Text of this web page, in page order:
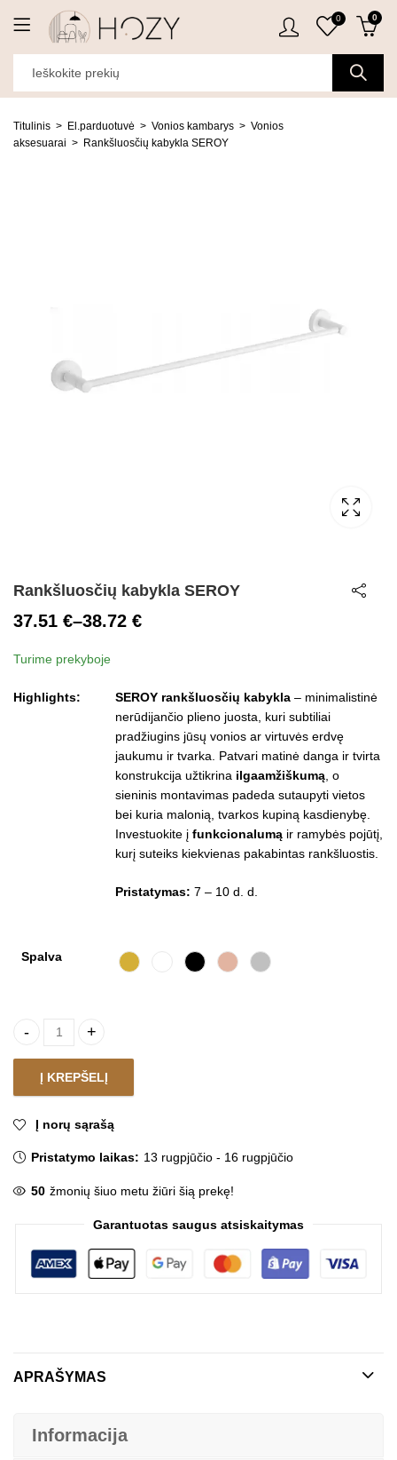
0 0
Titulinis El.parduotuvė Vonios kambarys
Vonios
aksesuarai
Rankšluosčių kabykla SEROY
Rankšluosčių kabykla SEROY
37.51 €–38.72 €
Price
range:
37.51 €
Turime prekyboje
Highlights: SEROY rankšluosčių kabykla – minimalistinė
nerūdijančio plieno juosta, kuri subtiliai
pradžiugins jūsų vonios ar virtuvės erdvę
jaukumu ir tvarka. Patvari matinė danga ir tvirta
konstrukcija užtikrina ilgaamžiškumą , o
sieninis montavimas padeda sutaupyti vietos
bei kuria malonią, tvarkos kupiną kasdienybę.
Investuokite į funkcionalumą ir ramybės pojūtį,
kurį suteiks kiekvienas pakabintas rankšluostis.
Pristatymas: 7 – 10 d. d.
Spalva
Rankšluosčių kabykla SEROY quantity
Į KREPŠELĮ
Į norų sąrašą
Pristatymo laikas: 13 rugpjūčio - 16 rugpjūčio
50 žmonių šiuo metu žiūri šią prekę!
Garantuotas saugus atsiskaitymas
APRAŠYMAS
Informacija